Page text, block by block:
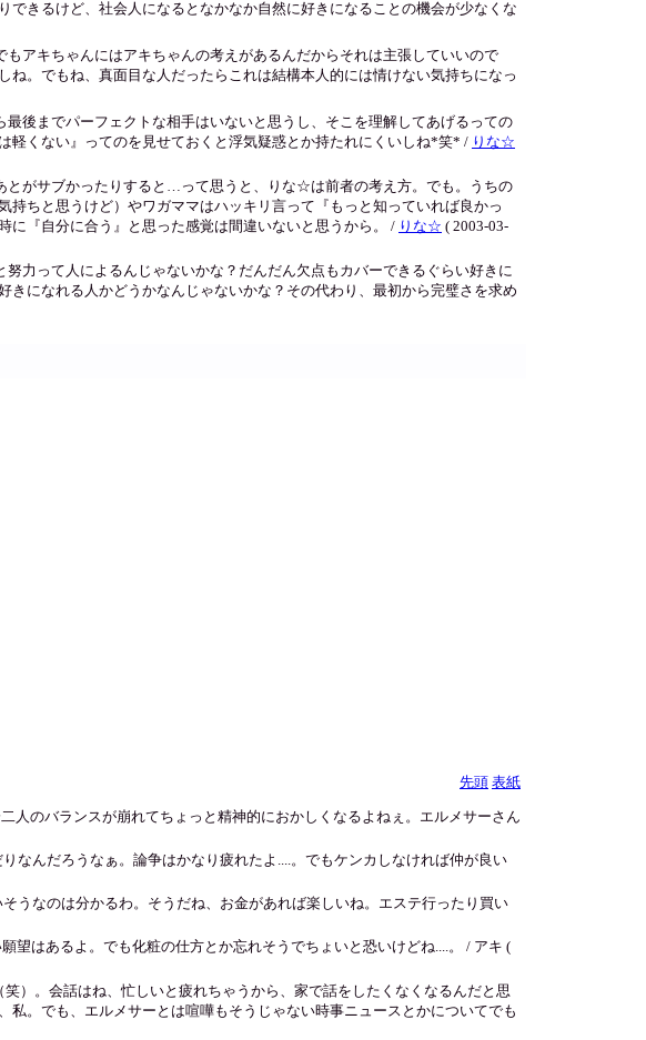
きるけど、社会人になるとなかなか自然に好きになることの機会が少なくな
アキちゃんにはアキちゃんの考えがあるんだからそれは主張していいので
。でもね、真面目な人だったらこれは結構本人的には情けない気持ちになっ
後までパーフェクトな相手はいないと思うし、そこを理解してあげるっての
軽くない』ってのを見せておくと浮気疑惑とか持たれにくいしね*笑* / りな☆
がサブかったりすると…って思うと、りな☆は前者の考え方。でも。うちの
ちと思うけど）やワガママはハッキリ言って『もっと知っていれば良かっ
に『自分に合う』と思った感覚は間違いないと思うから。 / りな☆ ( 2003-03-
力って人によるんじゃないかな？だんだん欠点もカバーできるぐらい好きに
になれる人かどうかなんじゃないかな？その代わり、最初から完璧さを求め
先頭 表紙
のバランスが崩れてちょっと精神的におかしくなるよねぇ。エルメサーさん
んだろうなぁ。論争はかなり疲れたよ....。でもケンカしなければ仲が良い
なのは分かるわ。そうだね、お金があれば楽しいね。エステ行ったり買い
はあるよ。でも化粧の仕方とか忘れそうでちょいと恐いけどね....。 / アキ (
）。会話はね、忙しいと疲れちゃうから、家で話をしたくなくなるんだと思
。でも、エルメサーとは喧嘩もそうじゃない時事ニュースとかについてでも